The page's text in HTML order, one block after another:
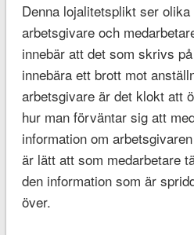
Denna lojalitetsplikt ser
arbetsgivare och
innebär att det som skrivs
innebära ett brott mot
arbetsgivare är det klokt att
hur man förväntar sig att
information om
är lätt att som medarbetare
den information som är
över.